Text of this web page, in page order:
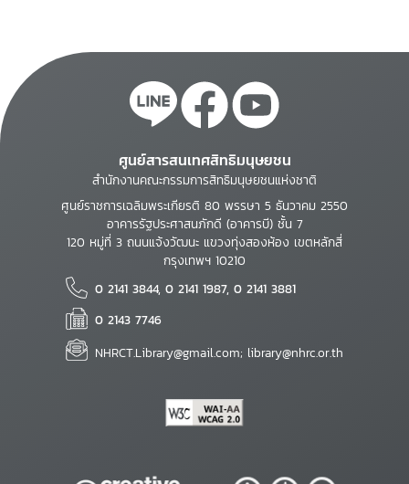
ศูนย์สารสนเทศสิทธิมนุษยชน
สำนักงานคณะกรรมการสิทธิมนุษยชนแห่งชาติ
ศูนย์ราชการเฉลิมพระเกียรติ 80 พรรษา 5 ธันวาคม 2550
อาคารรัฐประศาสนภักดี (อาคารบี) ชั้น 7
120 หมู่ที่ 3 ถนนแจ้งวัฒนะ แขวงทุ่งสองห้อง เขตหลักสี่
กรุงเทพฯ 10210
0 2141 3844, 0 2141 1987, 0 2141 3881
0 2143 7746
NHRCT.Library@gmail.com; library@nhrc.or.th